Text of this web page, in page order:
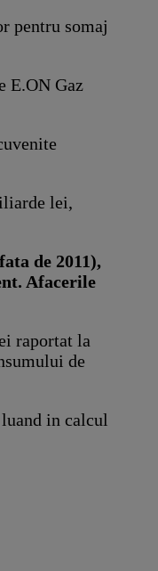
pentru somaj
E.ON Gaz
lei,
de 2011),
Afacerile
raportat la
de
in calcul